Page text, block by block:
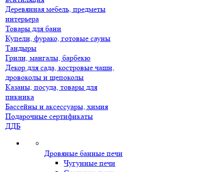
Деревянная мебель, предметы
интерьера
Товары для бани
Купели, фурако, готовые сауны
Тандыры
Грили, мангалы, барбекю
Декор для сада, костровые чаши,
дровоколы и щепоколы
Казаны, посуда, товары для
пикника
Бассейны и аксессуары, химия
Подарочные сертификаты
ДДБ
Дровяные банные печи
Чугунные печи